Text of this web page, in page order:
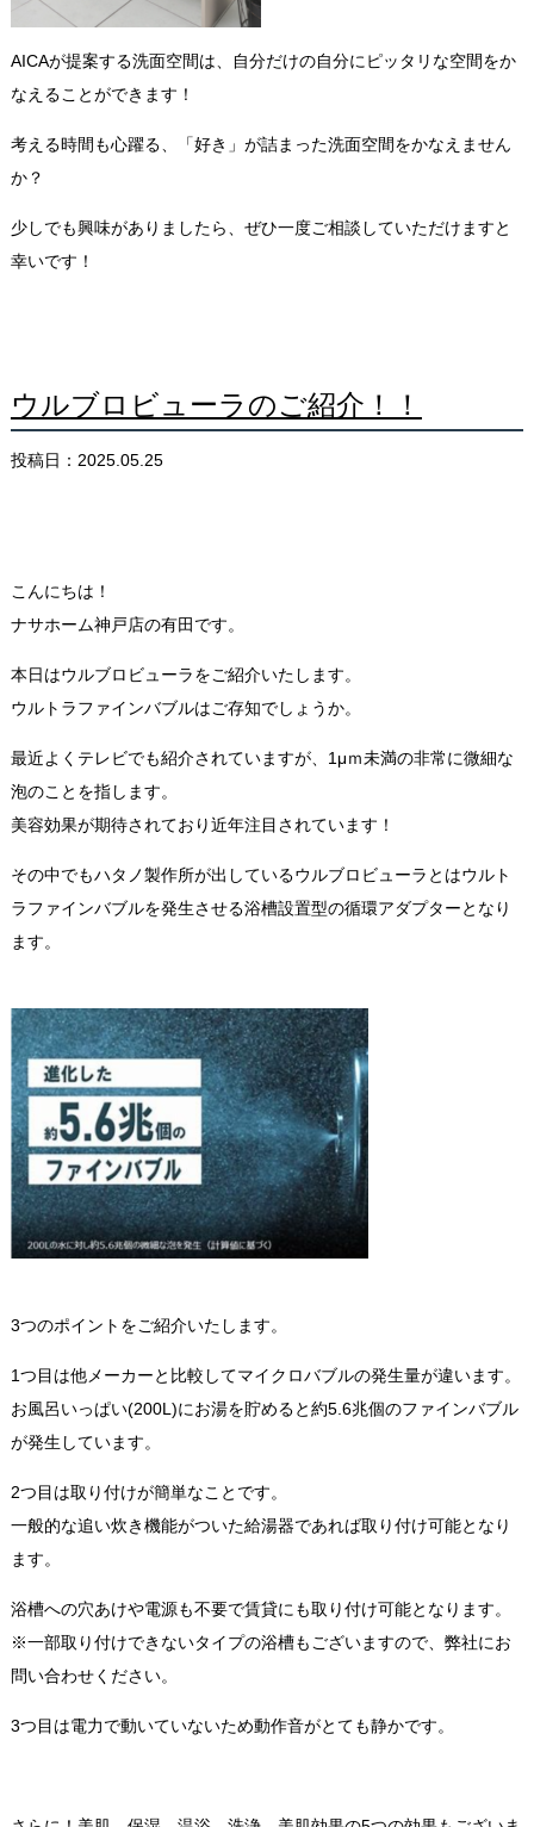
AICAが提案する洗面空間は、自分だけの自分にピッタリな空間をか
なえることができます！
考える時間も心躍る、「好き」が詰まった洗面空間をかなえません
か？
少しでも興味がありましたら、ぜひ一度ご相談していただけますと
幸いです！
ウルブロビューラのご紹介！！
投稿日：2025.05.25
こんにちは！
ナサホーム神戸店の有田です。
本日はウルブロビューラをご紹介いたします。
ウルトラファインバブルはご存知でしょうか。
最近よくテレビでも紹介されていますが、1μｍ未満の非常に微細な
泡のことを指します。
美容効果が期待されており近年注目されています！
その中でもハタノ製作所が出しているウルブロビューラとはウルト
ラファインバブルを発生させる浴槽設置型の循環アダプターとなり
ます。
3つのポイントをご紹介いたします。
1つ目は他メーカーと比較してマイクロバブルの発生量が違います。
お風呂いっぱい(200L)にお湯を貯めると約5.6兆個のファインバブル
が発生しています。
2つ目は取り付けが簡単なことです。
一般的な追い炊き機能がついた給湯器であれば取り付け可能となり
ます。
浴槽への穴あけや電源も不要で賃貸にも取り付け可能となります。
※一部取り付けできないタイプの浴槽もございますので、弊社にお
問い合わせください。
3つ目は電力で動いていないため動作音がとても静かです。